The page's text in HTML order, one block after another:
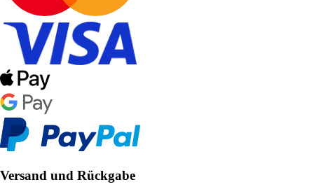
Versand und Rückgabe